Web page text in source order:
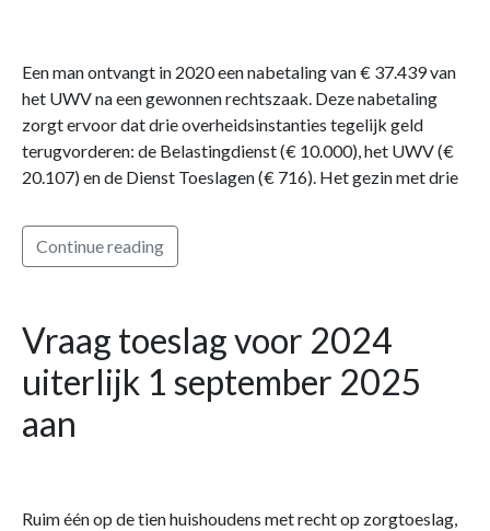
Een man ontvangt in 2020 een nabetaling van € 37.439 van
het UWV na een gewonnen rechtszaak. Deze nabetaling
zorgt ervoor dat drie overheidsinstanties tegelijk geld
terugvorderen: de Belastingdienst (€ 10.000), het UWV (€
20.107) en de Dienst Toeslagen (€ 716). Het gezin met drie
Continue reading
Vraag toeslag voor 2024
uiterlijk 1 september 2025
aan
Ruim één op de tien huishoudens met recht op zorgtoeslag,